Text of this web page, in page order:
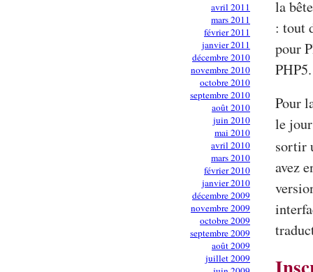
avril 2011
mars 2011
février 2011
janvier 2011
décembre 2010
novembre 2010
octobre 2010
septembre 2010
août 2010
juin 2010
mai 2010
avril 2010
mars 2010
février 2010
janvier 2010
décembre 2009
novembre 2009
octobre 2009
septembre 2009
août 2009
juillet 2009
la
: tout
pour
Pour
le
sortir
avez